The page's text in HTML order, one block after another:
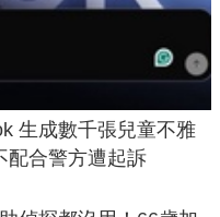
生成數千張兒童不雅
配合警方遭起訴